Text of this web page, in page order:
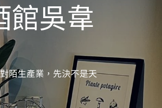
館吳韋
陌生產業，先決不是天